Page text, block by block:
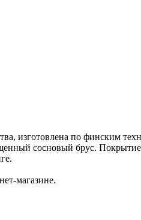
изготовлена по финским
сосновый брус.
магазине.